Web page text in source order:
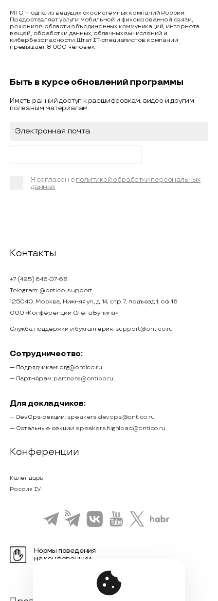
МТС — одна из ведущих экосистемных компаний России.
Предоставляет услуги мобильной и фиксированной связи,
решения в области объединенных коммуникаций, интернета
вещей, обработки данных, облачных вычислений и
кибербезопасности. Штат IT-специалистов компании
превышает 8 000 человек.
Быть в курсе обновлений программы
Иметь ранний доступ к расшифровкам, видео и другим
полезным материалам.
Я согласен с политикой обработки персональных
данных
Контакты
+7 (495) 646-07-68
Telegram: @ontico_support
125040, Москва, Нижняя ул., д. 14, стр. 7, подъезд 1, оф. 16
ООО «Конференции Олега Бунина»
Служба поддержки и бухгалтерия: support@ontico.ru
Сотрудничество:
— Подрядчикам: org@ontico.ru
— Партнёрам: partners@ontico.ru
Для докладчиков:
— DevOps-секции: speakers.devops@ontico.ru
— Остальные секции: speakers.highload@ontico.ru
Конференции
Календарь
Россия IV
Нормы поведения
на конференции